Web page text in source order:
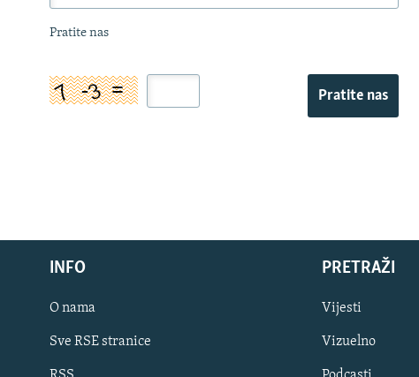
Pratite nas
Pratite nas
INFO
O nama
Sve RSE stranice
PRETRAŽI
Vijesti
Vizuelno